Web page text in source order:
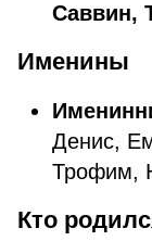
Саввин,
Именины
Денис,
Трофим,
Кто